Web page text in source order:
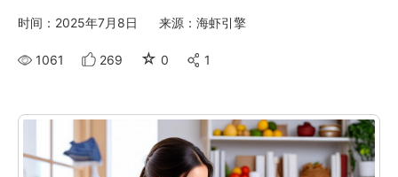
时间：2025年7月8日 来源：海虾引擎
1061 269 ☆ 0 1